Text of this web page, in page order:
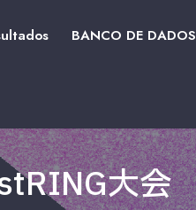
BANCO DE DADOS
大会